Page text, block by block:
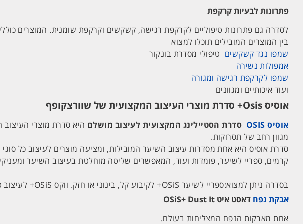
פתרונות לבעיות קרקפת
לסדרה גם פתרונות טיפוליים לקרקפת רגישה, קשקשים וקרקפת שומנית. המוצרים
בין המוצרים המובילים תוכלו למצוא
שמפו נגד קשקשים טיפולי מסדרת בונקור
אמפולות נשירה
שמפו לקרקפת רגישה ומגורה
ועוד איכותיים ומגוונים
אוסיס Osis+ סדרת מוצרי העיצוב המקצועית של שוורצקופף
אוסיס OSIS סדרת הסטיילינג המקצועית לעיצוב מושלם
מגוון רחב של תסרוקות.
סדרת אוסיס היא אחת מסדרות עיצוב השיער המובילות, ומציעה מוצרים לעיצוב כל
קרמים, ספריי לשיער, פומדות ועוד, המאפשרים שליטה מוחלטת בעיצוב השיער
בסדרה ניתן למצוא:ספריי לשיער OSiS+ לקיבוע קל, בינוני או חזק. ווקס OSiS+ לעיצוב טבעי או מראה מט. ועוד ועוד מוצרי טיפוח איכותיים לעיצוב השיער בקלות.
אבקת נפח דאסט איט OSiS+ Dust It
אחת מאבקות הנפח המצליחות בעולם.